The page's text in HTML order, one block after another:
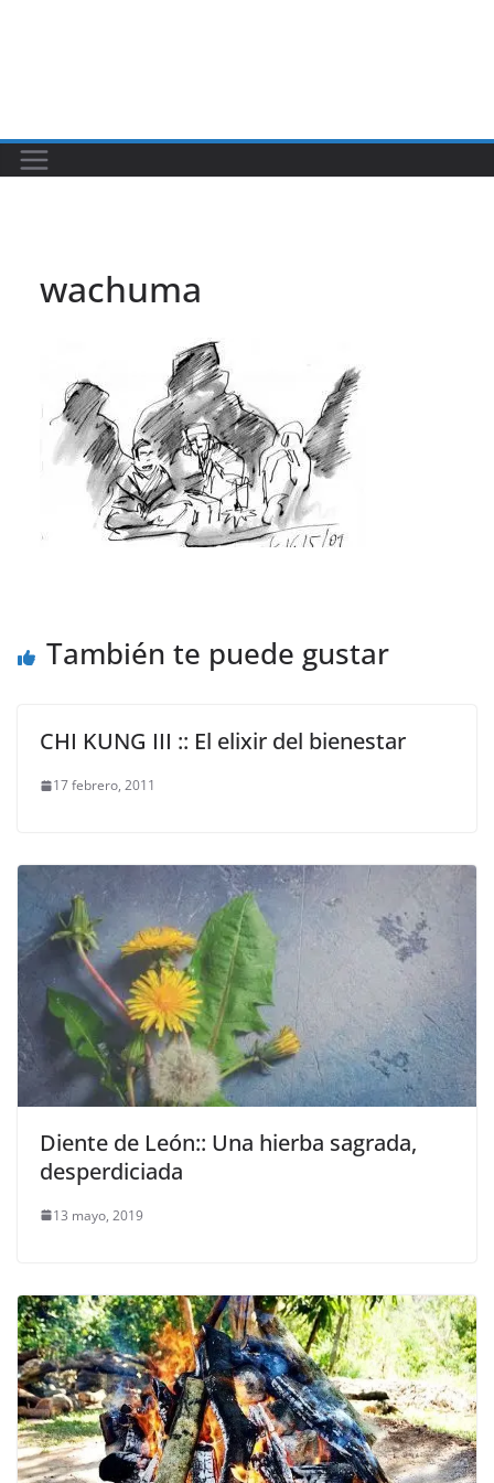
wachuma
También te puede gustar
CHI KUNG III :: El elixir del bienestar
17 febrero, 2011
Diente de León:: Una hierba sagrada,
desperdiciada
13 mayo, 2019